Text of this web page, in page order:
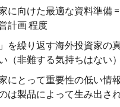
に向けた最適な資料準備
計画 程度
を繰り返す海外投資家の
（非難する気持ちはない）
にとって重要性の低い情
は製品によって生み出さ